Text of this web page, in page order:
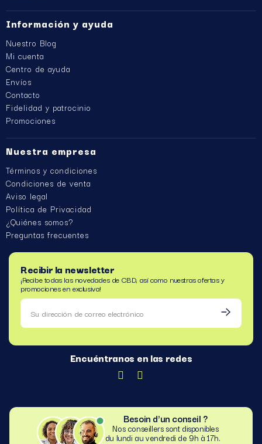
Información y ayuda
Nuestro Blog
Mi cuenta
Centro de ayuda
Envíos
Contacto
Fidelidad y patrocinio
Promociones
Nuestra empresa
Términos y condiciones
Condiciones de venta
Aviso legal
Política de Privacidad
¿Quiénes somos?
Preguntas frecuentes
Recibir la newsletter
¡Recibe todas las novedades de CBD, así como nuestras ofertas y
promociones en exclusiva!
Encuéntranos en las redes
Besoin d'un conseil ?
Nos conseillers sont disponibles
du lundi au vendredi de 9h à 17h.